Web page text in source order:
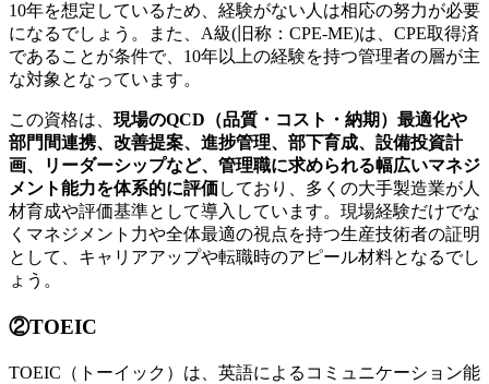
10年を想定しているため、経験がない人は相応の努力が必要
になるでしょう。また、A級(旧称：CPE-ME)は、CPE取得済
であることが条件で、10年以上の経験を持つ管理者の層が主
な対象となっています。
この資格は、 現場のQCD（品質・コスト・納期）最適化や
部門間連携、改善提案、進捗管理、部下育成、設備投資計
画、リーダーシップなど、管理職に求められる幅広いマネジ
メント能力を体系的に評価しており、多くの大手製造業が人
材育成や評価基準として導入しています。現場経験だけでな
くマネジメント力や全体最適の視点を持つ生産技術者の証明
として、キャリアアップや転職時のアピール材料となるでし
ょう。
②TOEIC
TOEIC（トーイック）は、英語によるコミュニケーション能